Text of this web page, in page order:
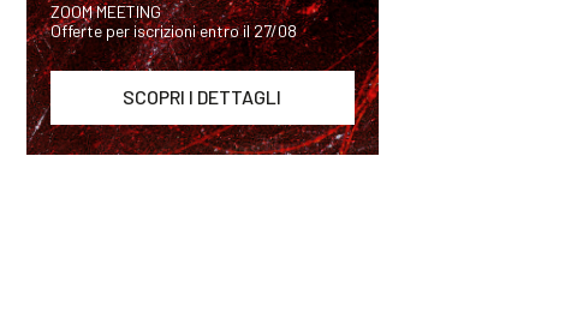
ZOOM MEETING
Offerte per iscrizioni entro il 27/08
SCOPRI I DETTAGLI